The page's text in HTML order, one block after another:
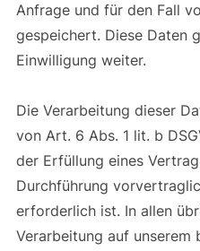
Anfrage und für den Fall
gespeichert. Diese Daten
Einwilligung weiter.
Die Verarbeitung dieser
von Art. 6 Abs. 1 lit. b
der Erfüllung eines
Durchführung
erforderlich ist. In allen
Verarbeitung auf unserem